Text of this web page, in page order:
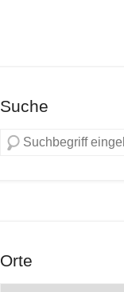
Suche
Orte